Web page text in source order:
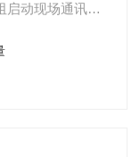
启动现场通讯